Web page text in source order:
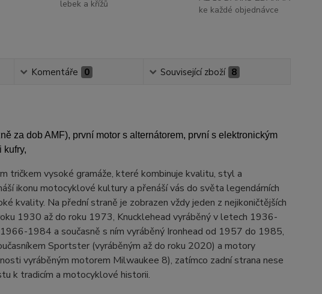
lebek a křížů
ke každé objednávce
Komentáře 0 Související zboží 8
za dob AMF), první motor s alternátorem, první s elektronickým
kufry,
tričkem vysoké gramáže, které kombinuje kvalitu, styl a
ikonu motocyklové kultury a přenáší vás do světa legendárních
kvality. Na přední straně je zobrazen vždy jeden z nejikoničtějších
1930 až do roku 1973, Knucklehead vyráběný v letech 1936-
1984 a současně s ním vyráběný Ironhead od 1957 do 1985,
Sportster (vyráběným až do roku 2020) a motory
vyráběným motorem Milwaukee 8), zatímco zadní strana nese
k tradicím a motocyklové historii.